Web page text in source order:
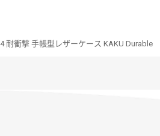
耐衝撃 手帳型レザーケース KAKU Durable